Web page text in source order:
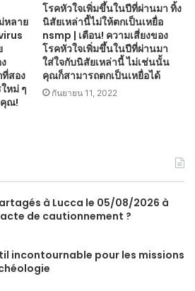
หลาย
สอง
หม่ ๆ
คุณ!
โรคหัวใจเพิ่มขึ้นในปีที่ผ่านมา ทิ้ง
นิสัยเหล่านี้ไม่ให้ตกเป็นเหยื่อ
nsmp | เตือน! ความเสี่ยงของ
โรคหัวใจเพิ่มขึ้นในปีที่ผ่านมา
ใส่ใจกับนิสัยเหล่านี้ ไม่เช่นนั้น
คุณก็สามารถตกเป็นเหยื่อได้
กันยายน 11, 2022
à Lucca le 05/08/2026 à
acte de cautionnement ?
incontournable pour les missions